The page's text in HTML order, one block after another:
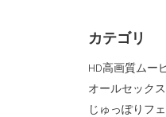
カテゴリ
HD高画質ムー
オールセックス
じゅっぽりフ